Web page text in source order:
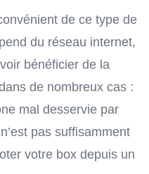
de ce type de
du réseau internet,
bénéficier de la
de nombreux cas :
mal desservie par
pas suffisamment
votre box depuis un